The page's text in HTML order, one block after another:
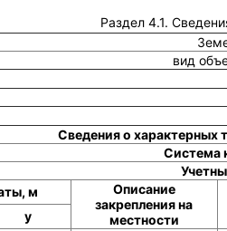
Раздел 4.1.
вид
Сведения о характерных
Система
м
Описание
закрепления на
местности
y